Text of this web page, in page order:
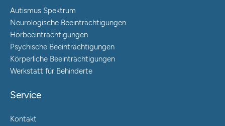
Autismus Spektrum
Neurologische Beeinträchtigungen
Hörbeeinträchtigungen
Psychische Beeinträchtigungen
Körperliche Beeinträchtigungen
Werkstatt für Behinderte
Service
Kontakt